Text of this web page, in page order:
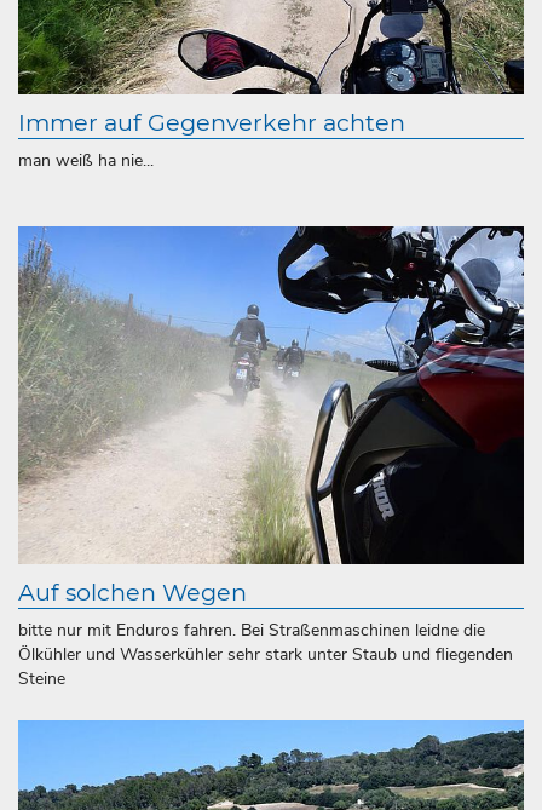
Immer auf Gegenverkehr achten
man weiß ha nie...
Auf solchen Wegen
bitte nur mit Enduros fahren. Bei Straßenmaschinen leidne die
Ölkühler und Wasserkühler sehr stark unter Staub und fliegenden
Steine